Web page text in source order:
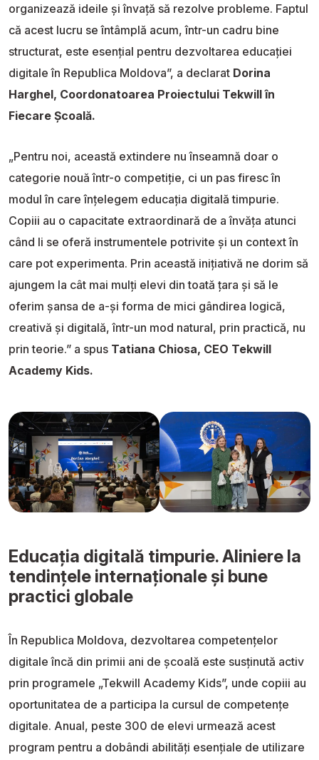
organizează ideile și învață să rezolve probleme. Faptul
că acest lucru se întâmplă acum, într-un cadru bine
structurat, este esențial pentru dezvoltarea educației
digitale în Republica Moldova”, a declarat Dorina
Harghel, Coordonatoarea Proiectului Tekwill în
Fiecare Școală.
„Pentru noi, această extindere nu înseamnă doar o
categorie nouă într-o competiție, ci un pas firesc în
modul în care înțelegem educația digitală timpurie.
Copiii au o capacitate extraordinară de a învăța atunci
când li se oferă instrumentele potrivite și un context în
care pot experimenta. Prin această inițiativă ne dorim să
ajungem la cât mai mulți elevi din toată țara și să le
oferim șansa de a-și forma de mici gândirea logică,
creativă și digitală, într-un mod natural, prin practică, nu
prin teorie.” a spus Tatiana Chiosa, CEO Tekwill
Academy Kids.
Educația digitală timpurie. Aliniere la
tendințele internaționale și bune
practici globale
În Republica Moldova, dezvoltarea competențelor
digitale încă din primii ani de școală este susținută activ
prin programele „Tekwill Academy Kids”, unde copiii au
oportunitatea de a participa la cursul de competențe
digitale. Anual, peste 300 de elevi urmează acest
program pentru a dobândi abilități esențiale de utilizare